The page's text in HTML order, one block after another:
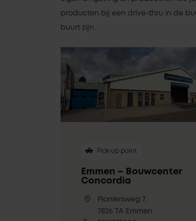
producten bij een drive-thru in de
buurt zijn.
Pick-up point
Emmen – Bouwcenter
Concordia
Pioniersweg 7,
7826 TA Emmen